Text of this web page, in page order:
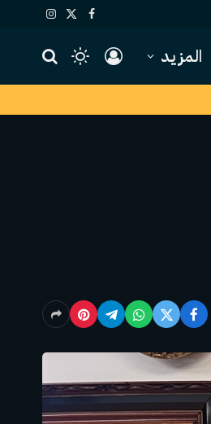
فيسبوك
X
الانستغرام
المزيد